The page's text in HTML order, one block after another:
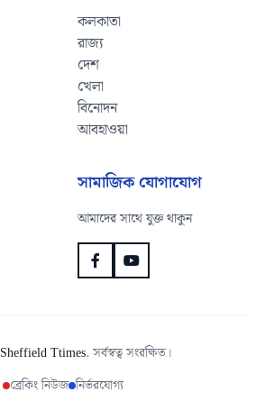
কলকাতা
রাজ্য
দেশ
খেলা
বিনোদন
আবহাওয়া
সামাজিক যোগাযোগ
আমাদের সাথে যুক্ত থাকুন
Sheffield Ttimes. সর্বস্বত্ব সংরক্ষিত।
ব্রেকিং নিউজ নির্ভরযোগ্য